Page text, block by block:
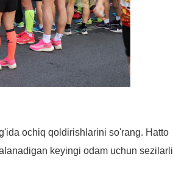
ochiq qoldirishlarini so'rang. Hatto
keyingi odam uchun sezilarli